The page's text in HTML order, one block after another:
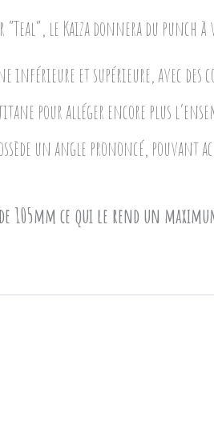
“Teal”, le Kaiza donnera du
inférieure et supérieure, avec
pour alléger encore plus
un angle prononcé, pouvant
105mm ce qui le rend un